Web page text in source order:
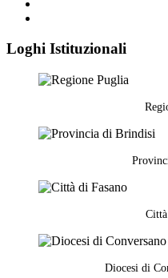
Loghi Istituzionali
Diocesi di